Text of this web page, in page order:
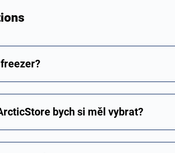
bych si měl vybrat?